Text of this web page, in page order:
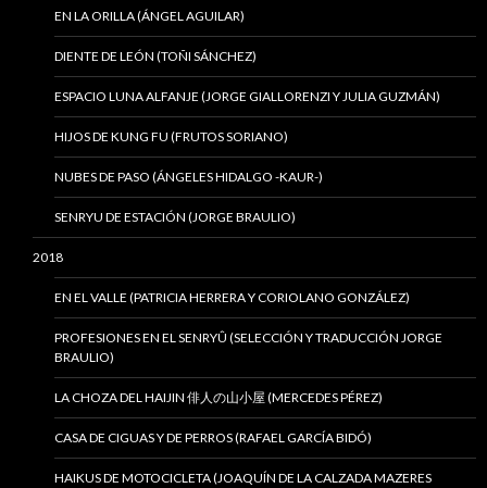
EN LA ORILLA (ÁNGEL AGUILAR)
DIENTE DE LEÓN (TOÑI SÁNCHEZ)
ESPACIO LUNA ALFANJE (JORGE GIALLORENZI Y JULIA GUZMÁN)
HIJOS DE KUNG FU (FRUTOS SORIANO)
NUBES DE PASO (ÁNGELES HIDALGO -KAUR-)
SENRYU DE ESTACIÓN (JORGE BRAULIO)
2018
EN EL VALLE (PATRICIA HERRERA Y CORIOLANO GONZÁLEZ)
PROFESIONES EN EL SENRYÛ (SELECCIÓN Y TRADUCCIÓN JORGE
BRAULIO)
LA CHOZA DEL HAIJIN 俳人の山小屋 (MERCEDES PÉREZ)
CASA DE CIGUAS Y DE PERROS (RAFAEL GARCÍA BIDÓ)
HAIKUS DE MOTOCICLETA (JOAQUÍN DE LA CALZADA MAZERES